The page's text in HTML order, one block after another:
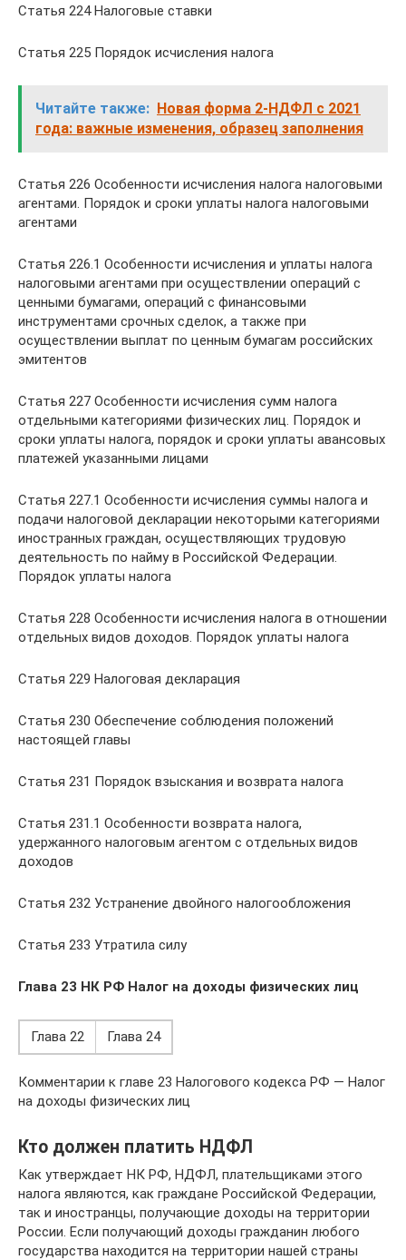
Статья 224 Налоговые ставки
Статья 225 Порядок исчисления налога
Читайте также: Новая форма 2-НДФЛ с 2021
года: важные изменения, образец заполнения
Статья 226 Особенности исчисления налога налоговыми
агентами. Порядок и сроки уплаты налога налоговыми
агентами
Статья 226.1 Особенности исчисления и уплаты налога
налоговыми агентами при осуществлении операций с
ценными бумагами, операций с финансовыми
инструментами срочных сделок, а также при
осуществлении выплат по ценным бумагам российских
эмитентов
Статья 227 Особенности исчисления сумм налога
отдельными категориями физических лиц. Порядок и
сроки уплаты налога, порядок и сроки уплаты авансовых
платежей указанными лицами
Статья 227.1 Особенности исчисления суммы налога и
подачи налоговой декларации некоторыми категориями
иностранных граждан, осуществляющих трудовую
деятельность по найму в Российской Федерации.
Порядок уплаты налога
Статья 228 Особенности исчисления налога в отношении
отдельных видов доходов. Порядок уплаты налога
Статья 229 Налоговая декларация
Статья 230 Обеспечение соблюдения положений
настоящей главы
Статья 231 Порядок взыскания и возврата налога
Статья 231.1 Особенности возврата налога,
удержанного налоговым агентом с отдельных видов
доходов
Статья 232 Устранение двойного налогообложения
Статья 233 Утратила силу
Глава 23 НК РФ Налог на доходы физических лиц
Глава 22 Глава 24
Комментарии к главе 23 Налогового кодекса РФ — Налог
на доходы физических лиц
Кто должен платить НДФЛ
Как утверждает НК РФ, НДФЛ, плательщиками этого
налога являются, как граждане Российской Федерации,
так и иностранцы, получающие доходы на территории
России. Если получающий доходы гражданин любого
государства находится на территории нашей страны